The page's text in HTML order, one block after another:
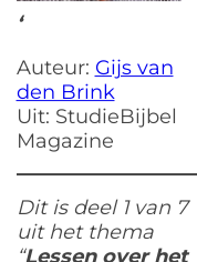
‘
Auteur: Gijs van
den Brink
Uit: StudieBijbel
Magazine
Dit is deel 1 van 7
uit het thema
“Lessen over het